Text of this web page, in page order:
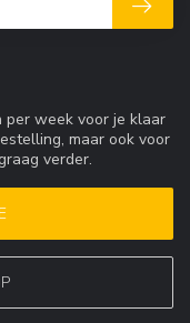
per week voor je klaar
maar ook voor
verder.